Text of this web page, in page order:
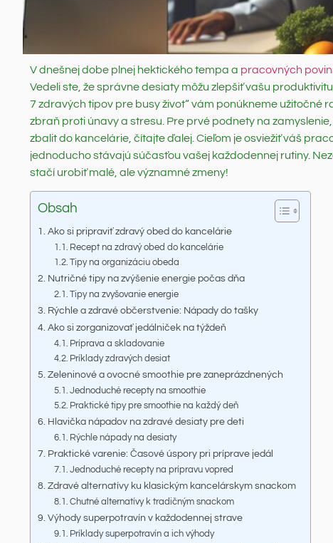
V dnešnej dobe plnej hektického tempa a pracovných
Vedeli ste, že správne desiaty môžu zlepšiť vašu
7 zdravých tipov pre busy život“ vám ponúkneme užitočné
zbraň proti únavy a stresu. Pre prvé podnety na
zbalit do kancelárie, čítajte ďalej. Cieľom je osviežiť váš
jednoducho stávajú súčasťou vašej každodennej rutiny.
stačí urobiť malé, ale významné zmeny!
Obsah
Ako si pripraviť zdravý obed do kancelárie
Recept na zdravý obed do kancelárie
Tipy na organizáciu obeda
Nutričné tipy na zvýšenie energie počas dňa
Tipy na zvyšovanie energie
Rýchle a zdravé občerstvenie: Nápady do tašky
Ako si zorganizovať jedálniček na týždeň
Príprava a skladovanie
Príklady zdravých desiat
Zeleninové a ovocné smoothie pre zaneprázdnených
Jednoduché recepty na smoothie
Praktické tipy pre smoothie na každý deň
Hlavička nápadov na zdravé desiaty pre deti
Rýchle nápady na desiaty
Praktické varenie: Časové úspory pri príprave jedál
Jednoduché recepty na prípravu vopred
Zdravé alternatívy ku klasickým kancelárskym snackom
Chutné alternatívy k tradičným snackom
Výhody superpotravín v každodennej strave
Príklady superpotravín a ich výhody